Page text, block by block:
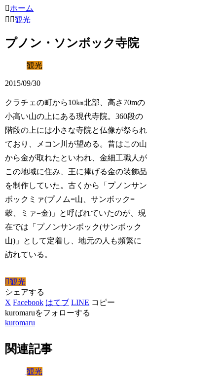
ホーム
観光
プノン・ソンボック寺院
観光
2015/09/30
クラチェの町から10㎞北部、高さ70mの
小高い山の上にある現代寺院。360段の
階段の上には小さな寺院と仏像が祭られ
ており、メコン川が望める。昔はこの山
から金が取れたといわれ、金細工職人が
この地域に住み、王に捧げる金の装飾品
を制作していた。古くから「プノンサン
ボックミァ(プノム=山、サンボック=
穀、ミァ=金)」と呼ばれていたのが、現
在では「プノンサンボック(サンボック
山)」として定着し、地元の人も頻繁に
訪れている。
観光
シェアする
X Facebook はてブ LINE コピー
kuromaruをフォローする
kuromaru
関連記事
観光